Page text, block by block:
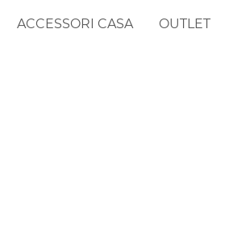
ACCESSORI CASA OUTLET